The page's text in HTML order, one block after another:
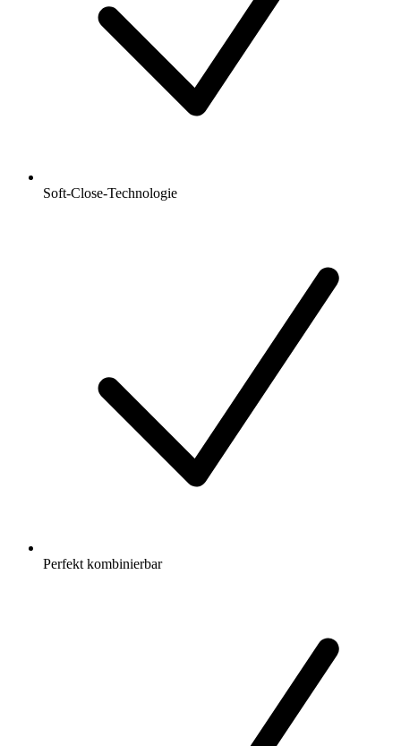
Soft-Close-Technologie
Perfekt kombinierbar